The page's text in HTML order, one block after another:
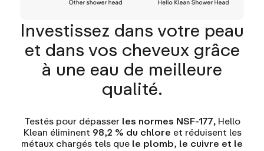
Investissez dans votre peau
et dans vos cheveux grâce
à une eau de meilleure
qualité.
Testés pour dépasser les normes NSF-177, Hello
Klean éliminent 98,2 % du chlore et réduisent les
métaux chargés tels que le plomb, le cuivre et le